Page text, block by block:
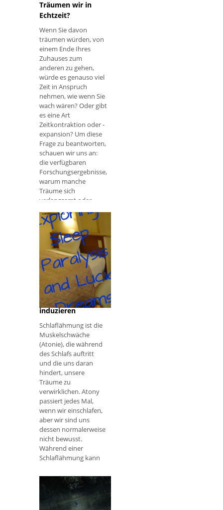
Träumen wir in
Echtzeit?
Wenn Sie davon
träumen würden, von
einem Ende Ihres
Zuhauses zum
anderen zu gehen,
würde es genauso viel
Zeit in Anspruch
nehmen, wie wenn Sie
wach wären? Oder gibt
es eine Art
Zeitkontraktion oder -
expansion? Um diese
Frage zu beantworten,
schauen wir uns an:
die verfügbaren
Forschungsergebnisse,
warum manche
Träume sich
verlangsamt oder
und meine eigene
Wahrnehmung der
Traumzeit. Geht
Die WILD-Technik,
um Schlaflähmung
und luzides
Träumen zu
induzieren
Schlaflähmung ist die
Muskelschwäche
(Atonie), die während
des Schlafs auftritt
und die uns daran
hindert, unsere
Träume zu
verwirklichen. Atony
passiert jedes Mal,
wenn wir einschlafen,
aber wir sind uns
dessen normalerweise
nicht bewusst.
Während einer
Schlaflähmung kann
tatsächlich wach sein
oder träumen, dass sie
wach im Bett liegt.
Erster